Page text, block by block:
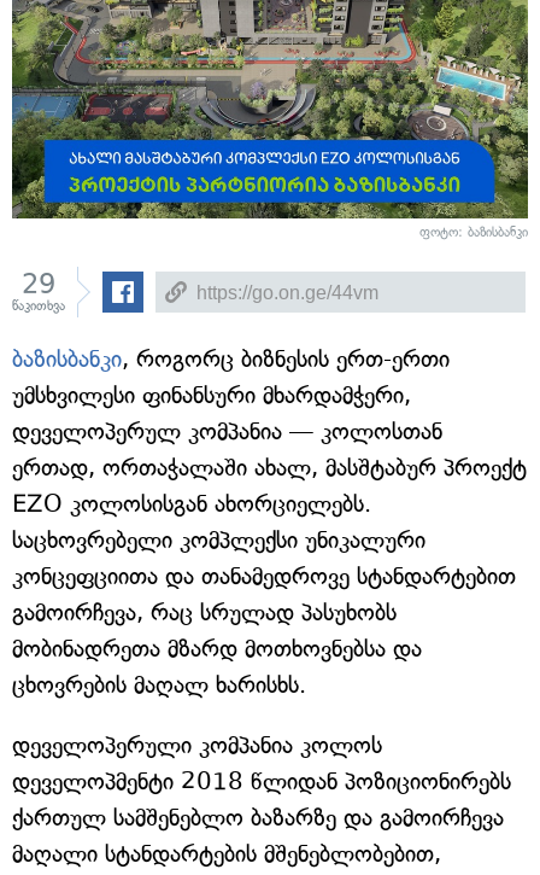
ფოტო: ბაზისბანკი
29
წაკითხვა
ბაზისბანკი, როგორც ბიზნესის ერთ-ერთი
უმსხვილესი ფინანსური მხარდამჭერი,
დეველოპერულ კომპანია — კოლოსთან
ერთად, ორთაჭალაში ახალ, მასშტაბურ პროექტ
EZO კოლოსისგან ახორციელებს.
საცხოვრებელი კომპლექსი უნიკალური
კონცეფციითა და თანამედროვე სტანდარტებით
გამოირჩევა, რაც სრულად პასუხობს
მობინადრეთა მზარდ მოთხოვნებსა და
ცხოვრების მაღალ ხარისხს.
დეველოპერული კომპანია კოლოს
დეველოპმენტი 2018 წლიდან პოზიციონირებს
ქართულ სამშენებლო ბაზარზე და გამოირჩევა
მაღალი სტანდარტების მშენებლობებით,